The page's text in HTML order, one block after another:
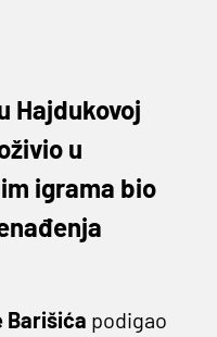
Hajdukovoj
u
igrama bio
Barišića podigao